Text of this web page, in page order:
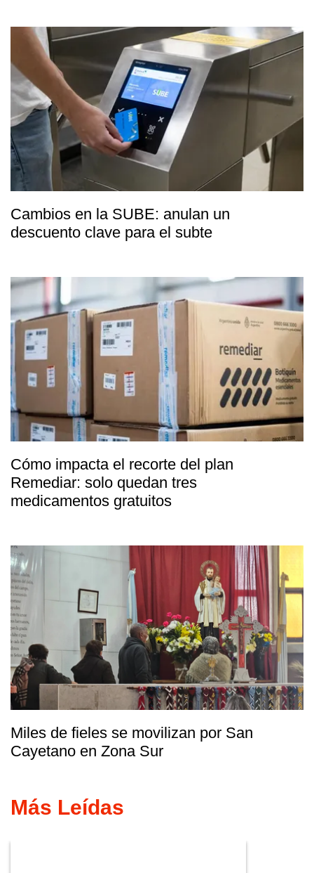
Cambios en la SUBE: anulan un
descuento clave para el subte
Cómo impacta el recorte del plan
Remediar: solo quedan tres
medicamentos gratuitos
Miles de fieles se movilizan por San
Cayetano en Zona Sur
Más Leídas